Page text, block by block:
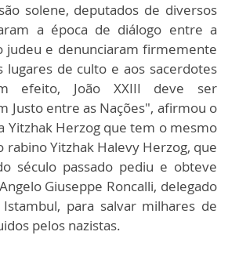
solene, deputados de diversos
a época de diálogo entre a
judeu e denunciaram firmemente
lugares de culto e aos sacerdotes
efeito, João XXIII deve ser
Justo entre as Nações", afirmou o
Yitzhak Herzog que tem o mesmo
rabino Yitzhak Halevy Herzog, que
século passado pediu e obteve
Giuseppe Roncalli, delegado
para salvar milhares de
pelos nazistas.